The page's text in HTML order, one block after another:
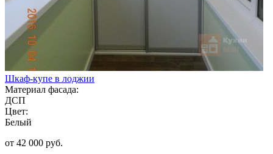
Шкаф-купе в лоджии
Материал фасада:
ДСП
Цвет:
Белый
от 42 000 руб.